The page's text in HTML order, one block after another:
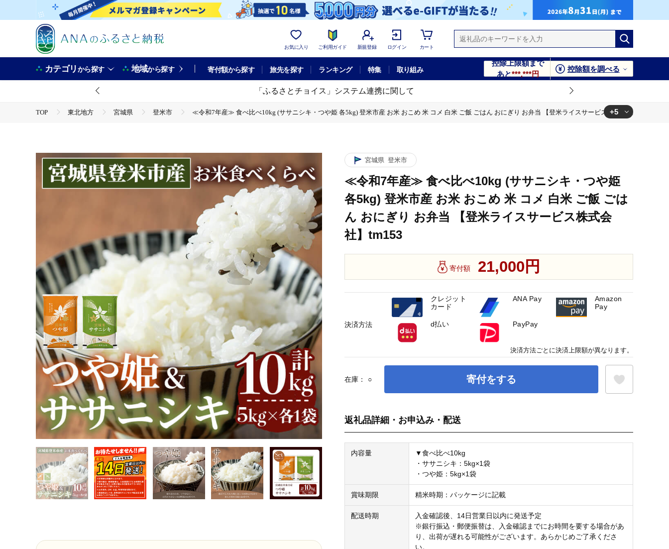
お気に入り ご利用ガイド 新規登録 ログイン カート
カテゴリから探す 地域から探す 寄付額から探す 旅先を探す ランキング 特集 取り組み
控除上限額まで
あと***,***円
控除額を調べる
「ふるさとチョイス」システム連携に関して
TOP 東北地方 宮城県 登米市
≪令和7年産≫ 食べ比べ10kg (ササニシキ・つや姫 各5kg) 登米市産 お米 おこめ 米 コメ 白米 ご飯 ごはん おにぎり お弁当 【登米ライスサービス株式会社】tm153
TOP
米・穀物 米
つや姫
≪令和7年産≫ 食べ比べ10kg (ササニシキ・つや姫 各5kg) 登米市産 お米 おこめ 米 コメ 白米 ご飯 ごはん おにぎり お弁当 【登米ライスサービス株式会社】tm153
米・穀物 米
ササニシキ
≪令和7年産≫ 食べ比べ10kg (ササニシキ・つや姫 各5kg) 登米市産 お米 おこめ 米 コメ 白米 ご飯 ごはん おにぎり お弁当 【登米ライスサービス株式会社】tm153
+5
宮城県 登米市
≪令和7年産≫ 食べ比べ10kg (ササニシキ・つや姫
各5kg) 登米市産 お米 おこめ 米 コメ 白米 ご飯 ごは
ん おにぎり お弁当 【登米ライスサービス株式会
社】tm153
寄付額 21,000円
在庫： ○ 寄付をする
返礼品詳細・お申込み・配送
内容量
▼食べ比べ10kg
・ササニシキ：5kg×1袋
・つや姫：5kg×1袋
賞味期限 精米時期：パッケージに記載
配送時期
入金確認後、14日営業日以内に発送予定
※銀行振込・郵便振替は、入金確認までにお時間を要する場合があ
り、出荷が遅れる可能性がございます。あらかじめご了承くださ
い。
決済方法
クレジット
カード
ANA Pay
Amazon
Pay
d払い PayPay
決済方法ごとに決済上限額が異なります。